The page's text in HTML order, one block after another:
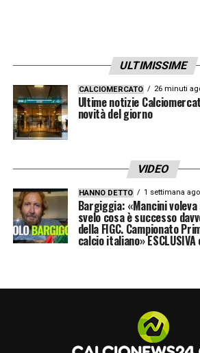
ULTIMISSIME
CALCIOMERCATO 26 minuti
Ultime notizie
novità del giorno
VIDEO
HANNO DETTO 1 settimana ago
Bargiggia: «Mancini voleva
svelo cosa è successo
della FIGC. Campionato
calcio italiano» ESCLUSIVA